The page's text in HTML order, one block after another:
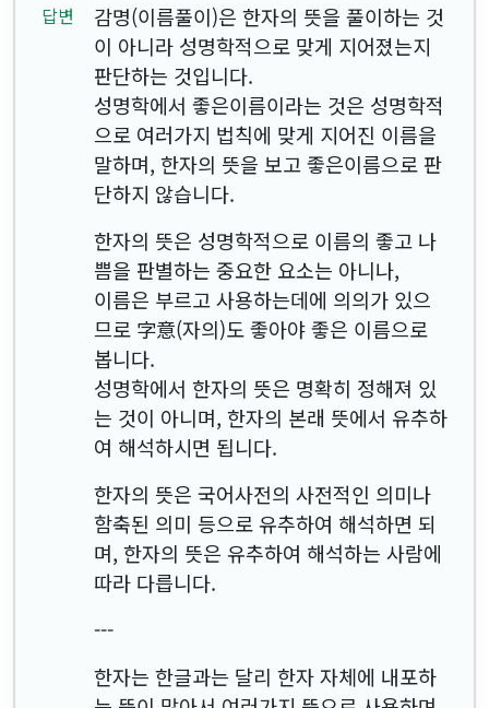
감명(이름풀이)은 한자의 뜻을 풀이하는 것
이 아니라 성명학적으로 맞게 지어졌는지
판단하는 것입니다.
성명학에서 좋은이름이라는 것은 성명학적
으로 여러가지 법칙에 맞게 지어진 이름을
말하며, 한자의 뜻을 보고 좋은이름으로 판
단하지 않습니다.
한자의 뜻은 성명학적으로 이름의 좋고 나
쁨을 판별하는 중요한 요소는 아니나,
이름은 부르고 사용하는데에 의의가 있으
므로 字意(자의)도 좋아야 좋은 이름으로
봅니다.
성명학에서 한자의 뜻은 명확히 정해져 있
는 것이 아니며, 한자의 본래 뜻에서 유추하
여 해석하시면 됩니다.
한자의 뜻은 국어사전의 사전적인 의미나
함축된 의미 등으로 유추하여 해석하면 되
며, 한자의 뜻은 유추하여 해석하는 사람에
따라 다릅니다.
---
한자는 한글과는 달리 한자 자체에 내포하